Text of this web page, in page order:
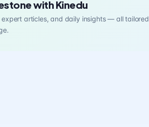
with Kinedu
expert articles, and daily insights — all tailored